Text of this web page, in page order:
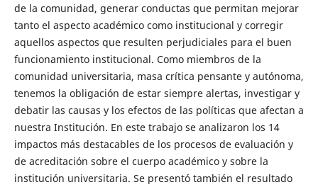
de la comunidad, generar conductas que permitan mejorar
tanto el aspecto académico como institucional y corregir
aquellos aspectos que resulten perjudiciales para el buen
funcionamiento institucional. Como miembros de la
comunidad universitaria, masa crítica pensante y autónoma,
tenemos la obligación de estar siempre alertas, investigar y
debatir las causas y los efectos de las políticas que afectan a
nuestra Institución. En este trabajo se analizaron los 14
impactos más destacables de los procesos de evaluación y
de acreditación sobre el cuerpo académico y sobre la
institución universitaria. Se presentó también el resultado